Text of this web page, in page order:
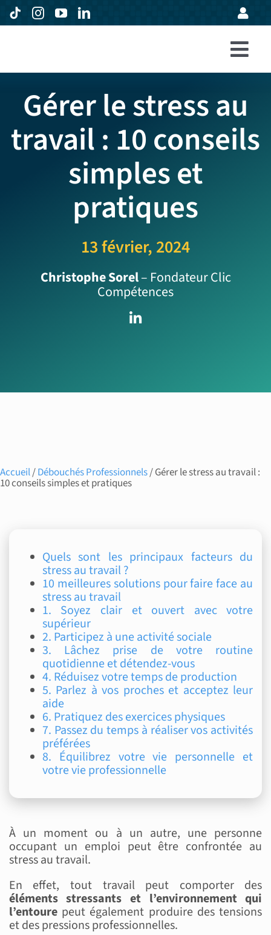
Passer
au
Formations
Entreprises
Avis
À propos
Gérer le stress au
travail : 10 conseils
simples et
pratiques
13 février, 2024
Christophe Sorel– Fondateur Clic
Compétences
Accueil/Débouchés Professionnels/ Gérer le stress au travail :
10 conseils simples et pratiques
Quels sont les principaux facteurs du
stress au travail ?
10 meilleures solutions pour faire face au
stress au travail
1. Soyez clair et ouvert avec votre
supérieur
2. Participez à une activité sociale
3. Lâchez prise de votre routine
quotidienne et détendez-vous
4. Réduisez votre temps de production
5. Parlez à vos proches et acceptez leur
aide
6. Pratiquez des exercices physiques
7. Passez du temps à réaliser vos activités
préférées
8. Équilibrez votre vie personnelle et
votre vie professionnelle
À un moment ou à un autre, une personne
occupant un emploi peut être confrontée au
stress au travail.
En effet, tout travail peut comporter des
éléments stressants et l’environnement qui
l’entourepeut également produire des tensions
et des pressions professionnelles.